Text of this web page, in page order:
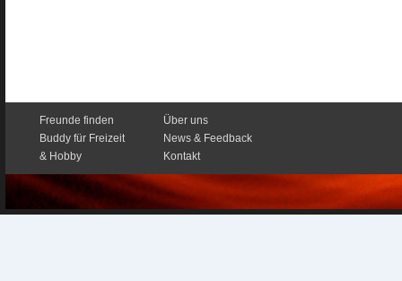
Freunde finden
Buddy für Freizeit
& Hobby
Über uns
News & Feedback
Kontakt